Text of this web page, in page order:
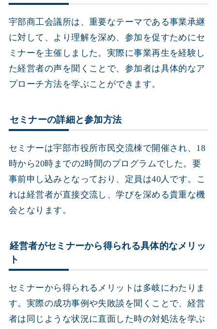
宇部商工会議所は、重要なテーマである事業承継
に対して、より理解を深め、参加を促すためにセ
ミナーを主催しました。実際に事業再生を経験し
た経営者の声を聞くことで、参加者は具体的なア
プローチ方法を学ぶことができます。
セミナーの詳細と参加方法
セミナーは宇部市役所市民交流棟で開催され、18
時から20時までの2時間のプログラムでした。要
事前申し込みとなっており、定員は40人です。こ
れは経営者が直接交流し、学びを深める貴重な機
会となります。
経営者がセミナーから得られる具体的なメリッ
ト
セミナーから得られるメリットは多岐にわたりま
す。実際の成功事例や失敗談を聞くことで、経営
者は同じような状況に直面した時の対処法を学ぶ